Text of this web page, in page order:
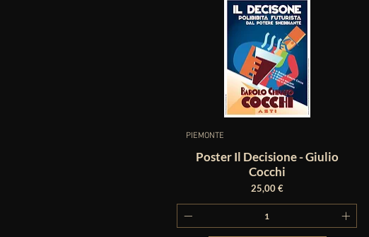
PIEMONTE
Poster Il Decisione - Giulio
Cocchi
Prezzo
25,00 €